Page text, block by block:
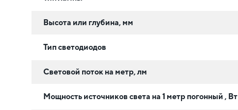
Высота или глубина, мм
Тип светодиодов
Световой поток на метр, лм
Мощность источников света на 1 метр погонный , Вт